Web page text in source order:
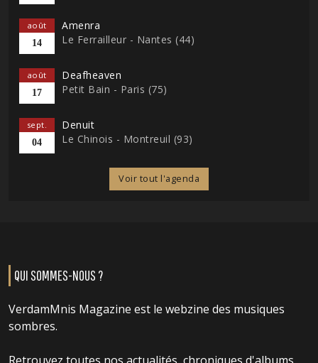
août
14
Amenra
Le Ferrailleur - Nantes (44)
août
17
Deafheaven
Petit Bain - Paris (75)
sept.
04
Denuit
Le Chinois - Montreuil (93)
Voir tout l'agenda
QUI SOMMES-NOUS ?
VerdamMnis Magazine est le webzine des musiques
sombres.